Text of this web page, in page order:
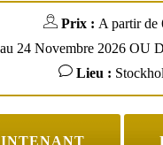
Prix : A partir de
24 Novembre 2026 OU
Lieu :